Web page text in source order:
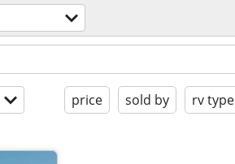
price sold by rv type